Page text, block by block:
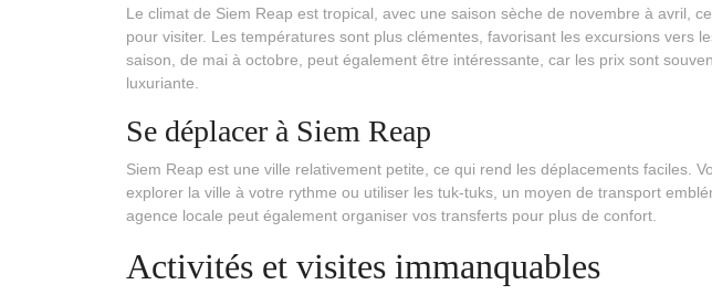
Le climat de Siem Reap est tropical, avec une saison sèche de novembre à avril,
pour visiter. Les températures sont plus clémentes, favorisant les excursions vers
saison, de mai à octobre, peut également être intéressante, car les prix sont
luxuriante.
Se déplacer à Siem Reap
Siem Reap est une ville relativement petite, ce qui rend les déplacements faciles.
explorer la ville à votre rythme ou utiliser les tuk-tuks, un moyen de transport
agence locale peut également organiser vos transferts pour plus de confort.
Activités et visites immanquables